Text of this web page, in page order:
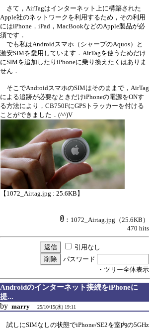
さて，AirTagはインターネット上に構築された
Apple社のネットワークを利用するため，その利用
にはiPhone，iPad，MacBookなどのApple製品が必
須です．
でも私はAndroidスマホ（シャープのAquos）と
激安SIMを愛用しています．AirTagを使うためだけ
にSIMを追加したりiPhoneに乗り換えたくはありま
せん．
そこでAndroidスマホのSIMはそのままで，AirTag
による追跡が必要なときだけiPhoneの電源をONす
る方法により，CB750FにGPSトラッカーを付ける
ことができました．(^^)V
【1072_Airtag.jpg : 25.6KB】
：1072_Airtag.jpg （25.6KB）
470 hits
引用なし
パスワード
・ツリー全体表示
Androidのインターネット接続をiPhoneに
提...
by marry 25/10/15(水) 19:11
試しにSIMなしの状態でiPhone/SE2を室内の5GHz